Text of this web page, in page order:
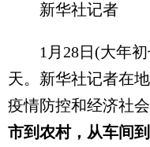
新华社记者
1月28日(大年初
天。新华社记者在
疫情防控和经济社会
市到农村，从车间